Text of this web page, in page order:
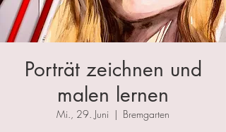
Porträt zeichnen und
malen lernen
Mi., 29. Juni
  |
Bremgarten